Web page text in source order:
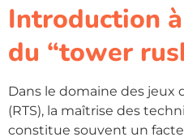
Introduction
du “tower
Dans le domaine des jeux
(RTS), la maîtrise des
constitue souvent un